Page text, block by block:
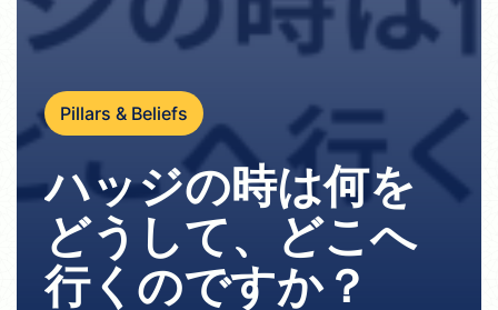
Pillars & Beliefs
ハッジの時は何を
どうして、どこへ
行くのですか？